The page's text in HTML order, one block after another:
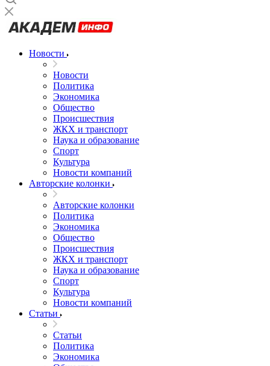
Новости
Новости
Политика
Экономика
Общество
Происшествия
ЖКХ и транспорт
Наука и образование
Спорт
Культура
Новости компаний
Авторские колонки
Авторские колонки
Политика
Экономика
Общество
Происшествия
ЖКХ и транспорт
Наука и образование
Спорт
Культура
Новости компаний
Статьи
Статьи
Политика
Экономика